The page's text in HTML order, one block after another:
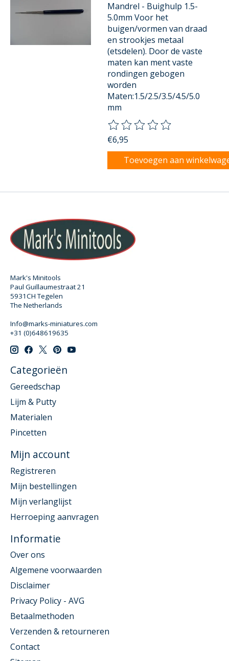
Mandrel - Buighulp 1.5-
5.0mm Voor het
buigen/vormen van draad
en strookjes metaal
(etsdelen). Door de vaste
maten kan ment vaste
rondingen gebogen
worden
Maten:1.5/2.5/3.5/4.5/5.0
mm
De beoordeling van dit
€6,95
Toevoegen aan
Mark's Minitools
Paul Guillaumestraat 21
5931CH Tegelen
The Netherlands
Info@marks-miniatures.com
+31 (0)648619635
Categorieën
Gereedschap
Lijm & Putty
Materialen
Pincetten
Mijn account
Registreren
Mijn bestellingen
Mijn verlanglijst
Herroeping aanvragen
Informatie
Over ons
Algemene voorwaarden
Disclaimer
Privacy Policy - AVG
Betaalmethoden
Verzenden & retourneren
Contact